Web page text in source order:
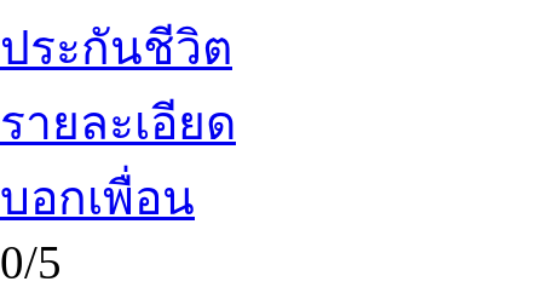
ประกันชีวิต
รายละเอียด
บอกเพื่อน
0/5